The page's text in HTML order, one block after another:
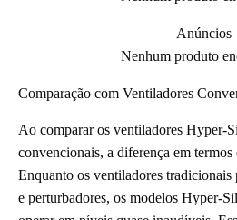
Anúncios
Nenhum produto
Comparação com Ventiladores
Ao comparar os ventiladores Hyper-
convencionais, a diferença em
Enquanto os ventiladores
e perturbadores, os modelos Hyper-